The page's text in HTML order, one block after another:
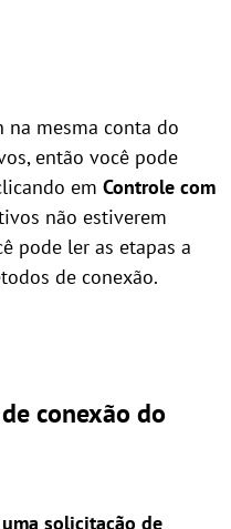
na mesma conta do
então você pode
em Controle com
não estiverem
pode ler as etapas a
de conexão.
conexão do
solicitação de